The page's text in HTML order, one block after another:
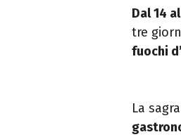
Dal 14
tre
fuochi
La